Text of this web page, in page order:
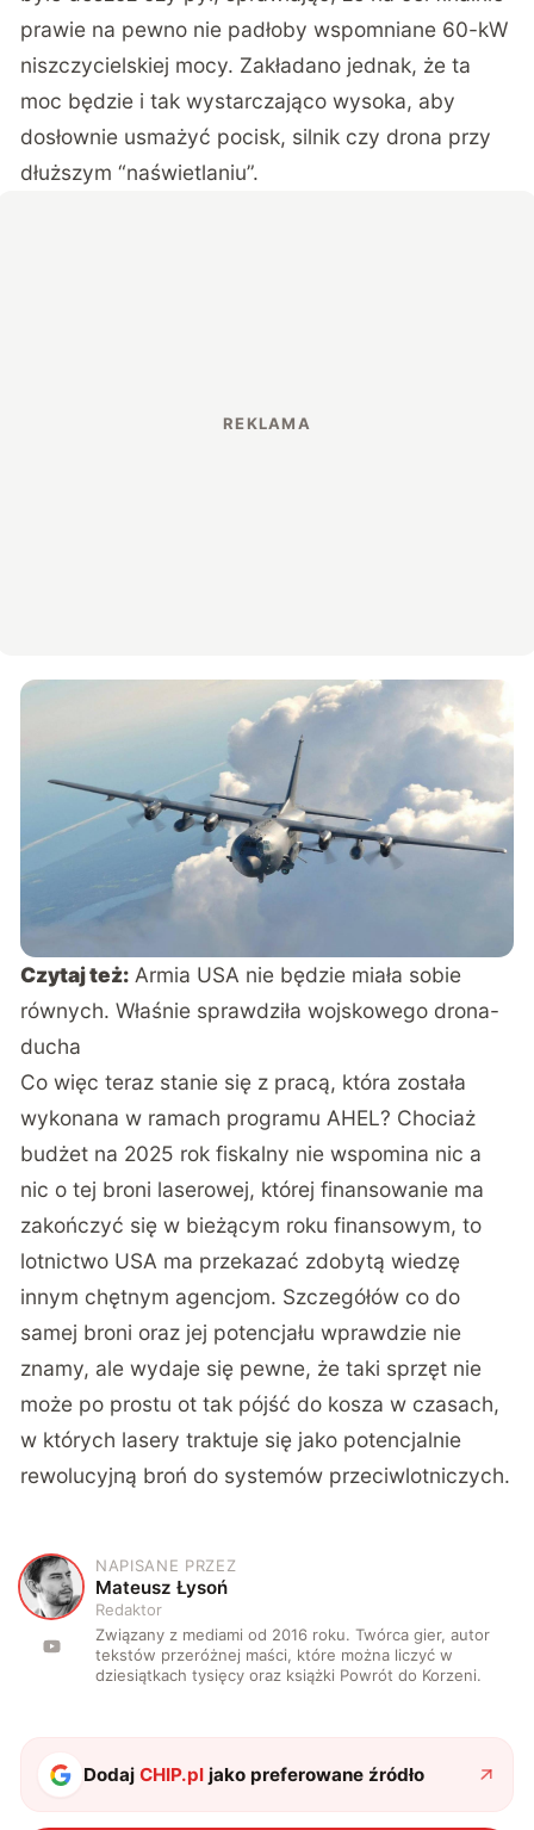
prawie na pewno nie padłoby wspomniane 60-kW
niszczycielskiej mocy. Zakładano jednak, że ta
moc będzie i tak wystarczająco wysoka, aby
dosłownie usmażyć pocisk, silnik czy drona przy
dłuższym “naświetlaniu”.
Czytaj też: Armia USA nie będzie miała sobie
równych. Właśnie sprawdziła wojskowego drona-
ducha
Co więc teraz stanie się z pracą, która została
wykonana w ramach programu AHEL? Chociaż
budżet na 2025 rok fiskalny nie wspomina nic a
nic o tej broni laserowej, której finansowanie ma
zakończyć się w bieżącym roku finansowym, to
lotnictwo USA ma przekazać zdobytą wiedzę
innym chętnym agencjom. Szczegółów co do
samej broni oraz jej potencjału wprawdzie nie
znamy, ale wydaje się pewne, że taki sprzęt nie
może po prostu ot tak pójść do kosza w czasach,
w których lasery traktuje się jako potencjalnie
rewolucyjną broń do systemów przeciwlotniczych.
M
NAPISANE PRZEZ
Mateusz Łysoń
Redaktor
Związany z mediami od 2016 roku. Twórca gier, autor
tekstów przeróżnej maści, które można liczyć w
dziesiątkach tysięcy oraz książki Powrót do Korzeni.
DodajCHIP.pl jako preferowane źródło